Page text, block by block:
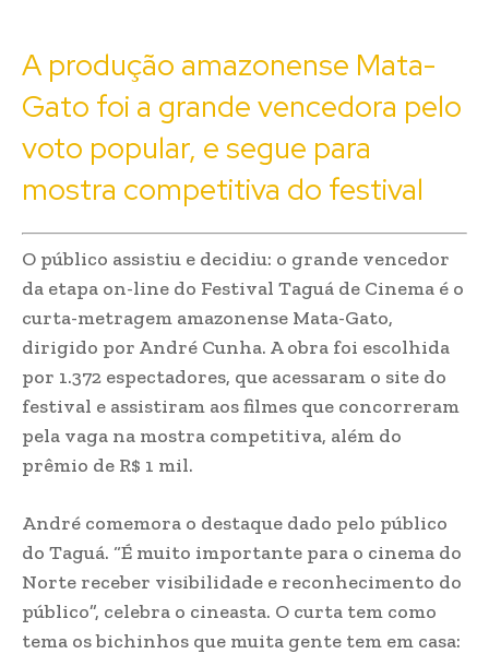
A produção amazonense Mata-
Gato foi a grande vencedora pelo
voto popular, e segue para
mostra competitiva do festival
O público assistiu e decidiu: o grande vencedor
da etapa on-line do Festival Taguá de Cinema é o
curta-metragem amazonense Mata-Gato,
dirigido por André Cunha. A obra foi escolhida
por 1.372 espectadores, que acessaram o site do
festival e assistiram aos filmes que concorreram
pela vaga na mostra competitiva, além do
prêmio de R$ 1 mil.
André comemora o destaque dado pelo público
do Taguá. “É muito importante para o cinema do
Norte receber visibilidade e reconhecimento do
público”, celebra o cineasta. O curta tem como
tema os bichinhos que muita gente tem em casa: